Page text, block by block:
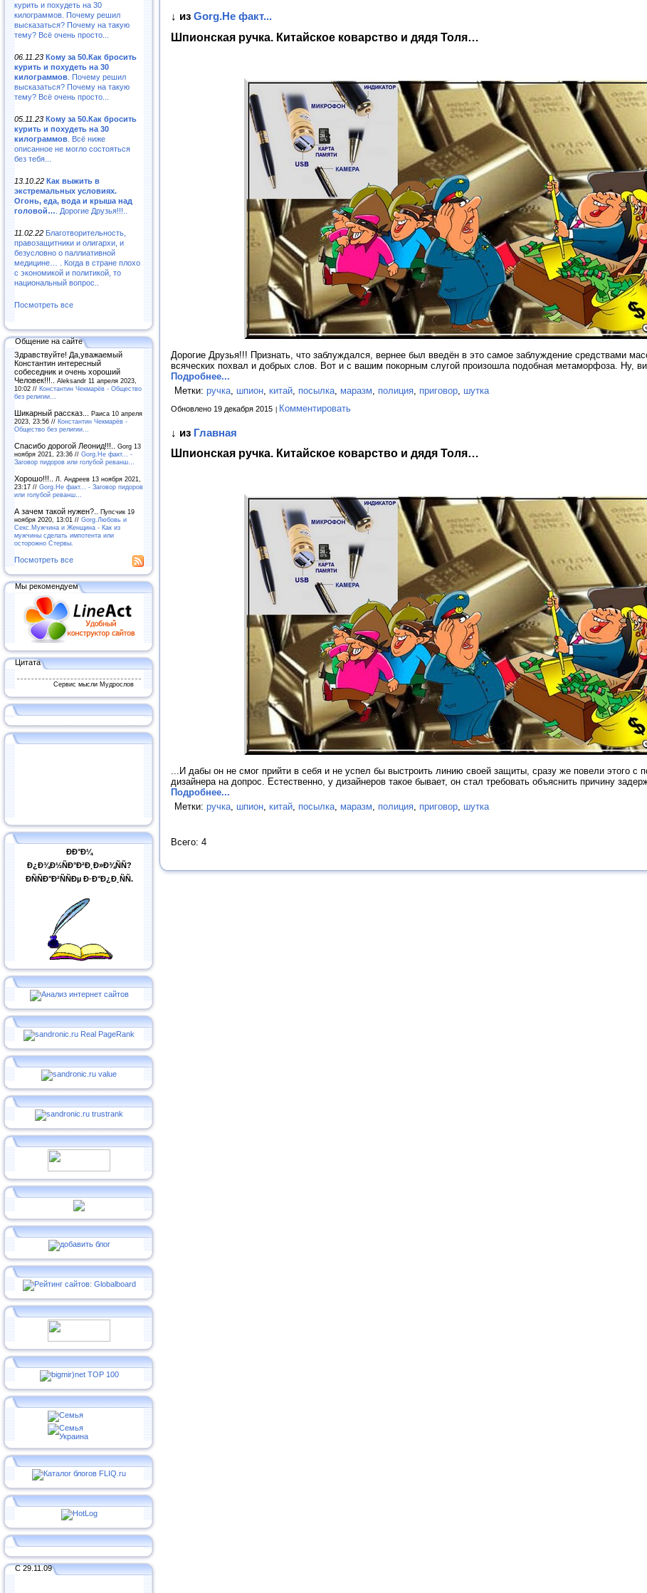
курить и похудеть на 30
килограммов. Почему решил
высказаться? Почему на такую
тему? Всё очень просто...
06.11.23 Кому за 50.Как бросить
курить и похудеть на 30
килограммов . Почему решил
высказаться? Почему на такую
тему? Всё очень просто...
05.11.23 Кому за 50.Как бросить
курить и похудеть на 30
килограммов . Всё ниже
описанное не могло состояться
без тебя...
13.10.22 Как выжить в
экстремальных условиях.
Огонь, еда, вода и крыша над
головой… . Дорогие Друзья!!!..
11.02.22 Благотворительность,
правозащитники и олигархи, и
безусловно о паллиативной
медицине… . Когда в стране плохо
с экономикой и политикой, то
национальный вопрос..
Посмотреть все
Общение на сайте
Здравствуйте! Да,уважаемый
Константин интересный
собеседник и очень хороший
Человек!!!.. Aleksandr 11 апреля 2023,
10:02 // Константин Чекмарёв - Общество
без религии...
Шикарный рассказ... Раиса 10 апреля
2023, 23:56 // Константин Чекмарёв -
Общество без религии...
Спасибо дорогой Леонид!!!.. Gorg 13
ноября 2021, 23:36 // Gorg.Не факт... -
Заговор пидоров или голубой реванш…
Хорошо!!!..
Л. Андреев 13 ноября 2021,
23:17 // Gorg.Не факт... - Заговор пидоров
или голубой реванш…
А зачем такой нужен?.. Пупсчик 19
ноября 2020, 13:01 // Gorg.Любовь и
Секс.Мужчина и Женщина - Как из
мужчины сделать импотента или
осторожно Стервы.
Посмотреть все
Мы рекомендуем
Цитата
Сервис мысли Мудрослов
ÐÐ°Ð¼
Ð¿Ð¾Ð½ÑÐ°Ð²Ð¸Ð»Ð¾ÑÑ?
ÐÑÑÐ°Ð²ÑÑÐµ Ð·Ð°Ð¿Ð¸ÑÑ.
С 29.11.09
↓ из Gorg.Не факт...
Шпионская ручка. Китайское коварство и дядя Толя…
Дорогие Друзья!!! Признать, что заблуждался, вернее был введён в это самое заблуждение средствами
всяческих похвал и добрых слов. Вот и с вашим покорным слугой произошла подобная метаморфоза. Ну,
Подробнее...
Метки: ручка шпион китай посылка маразм полиция приговор шутка
Обновлено 19 декабря 2015 Комментировать
↓ из Главная
Шпионская ручка. Китайское коварство и дядя Толя…
...И дабы он не смог прийти в себя и не успел бы выстроить линию своей защиты, сразу же повели этого с
дизайнера на допрос. Естественно, у дизайнеров такое бывает, он стал требовать объяснить причину
Подробнее...
Метки: ручка шпион китай посылка маразм полиция приговор шутка
Всего: 4